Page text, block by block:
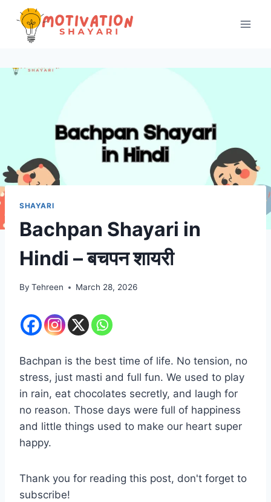
content
SHAYARI
Bachpan Shayari in
Hindi – बचपन शायरी
By Tehreen March 28, 2026
Bachpan is the best time of life. No tension, no
stress, just masti and full fun. We used to play
in rain, eat chocolates secretly, and laugh for
no reason. Those days were full of happiness
and little things used to make our heart super
happy.
Thank you for reading this post, don't forget to
subscribe!